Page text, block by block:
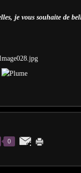
je vous souhaite de
0